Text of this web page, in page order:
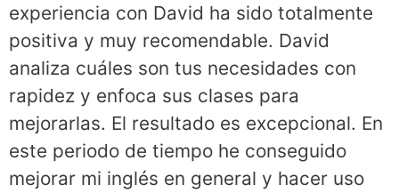
experiencia con David ha sido totalmente
positiva y muy recomendable. David
analiza cuáles son tus necesidades con
rapidez y enfoca sus clases para
mejorarlas. El resultado es excepcional. En
este periodo de tiempo he conseguido
mejorar mi inglés en general y hacer uso